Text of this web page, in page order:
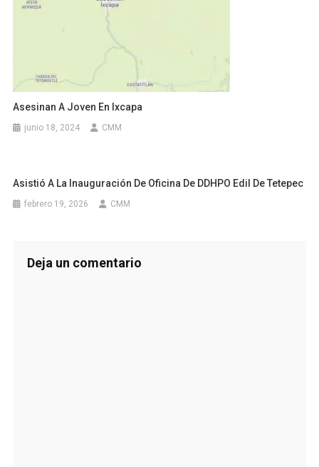
Asesinan A Joven En Ixcapa
junio 18, 2024 CMM
Asistió A La Inauguración De Oficina De DDHPO Edil De Tetepec
febrero 19, 2026 CMM
Deja un comentario